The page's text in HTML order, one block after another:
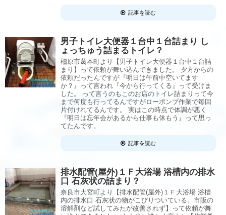
記事を読む
男子トイレ大便器１台中１台詰まり し
ょっちゅう詰まるトイレ？
橿原市葛本町より【男子トイレ大便器１台中１台詰
まり】って依頼が舞い込んできました。 夕方からの
依頼だったんですが『明日は午前中空いてます
か？』って言われ『今から行ってくる』って受けま
した。 って言うのもこのお店のトイレ詰まりって今
まで何度も行ってるんですがローポンプ作業で毎回
片付けれてるんです。 実はこの時点で体調が悪く
『明日は忘年会があるから仕事も休もう』って思っ
てたんです。
記事を読む
排水配管(屋外)１Ｆ大浴場 浴槽内の排水
口 石灰状の詰まり？
奈良市大宮町より【排水配管(屋外)１Ｆ大浴場 浴槽
内の排水口 石灰状の物がこびりついている。市販の
溶解剤など試してみたが改善されず】って依頼が舞